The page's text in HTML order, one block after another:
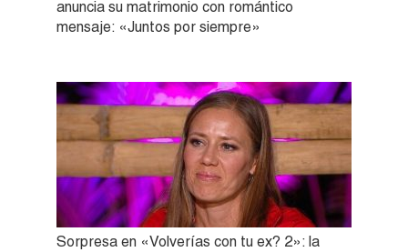
anuncia su matrimonio con romántico
mensaje: «Juntos por siempre»
Sorpresa en «Volverías con tu ex? 2»: la